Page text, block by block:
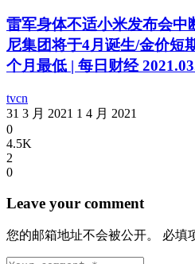
雷军身体不适小米发布会中
尼集团将于4月诞生/金价短
个月最低 | 每日财经
tvcn
31 3 月 2021 1 4 月 2021
0
4.5K
2
0
Leave your comment
您的邮箱地址不会被公开。 必填